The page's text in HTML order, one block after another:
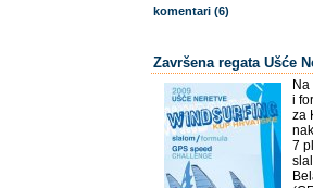
komentari (6)
Završena regata Ušće
i
za
7